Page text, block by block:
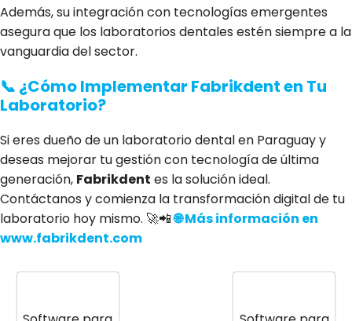
Además, su integración con tecnologías emergentes
asegura que los laboratorios dentales estén siempre a la
vanguardia del sector.
📞 ¿Cómo Implementar Fabrikdent en Tu
Laboratorio?
Si eres dueño de un laboratorio dental en Paraguay y
deseas mejorar tu gestión con tecnología de última
generación, Fabrikdent es la solución ideal.
Contáctanos y comienza la transformación digital de tu
laboratorio hoy mismo. 🚀📲🌐 Más información en
www.fabrikdent.com